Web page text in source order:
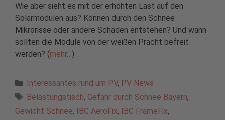
Wie aber sieht es mit der erhöhten Last auf den
Solarmodulen aus? Können durch den Schnee
Mikrorisse oder andere Schäden entstehen? Und wann
sollten die Module von der weißen Pracht befreit
werden? (mehr…)
Kategorien
Interessantes rund um PV, PV News
Schlagwörter
Belastungstisch, Gefahr durch Schnee Bayern,
Gewicht Schnee, IBC AeroFix, IBC FrameFix,